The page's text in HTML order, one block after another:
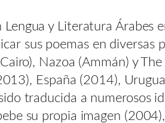
y Literatura Árabes
sus poemas en diversas
Nazoa (Ammán) y
España (2014),
traducida a numerosos
su propia imagen